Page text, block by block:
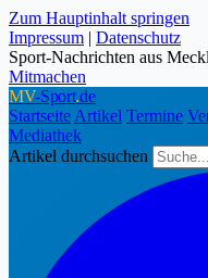
Zum Hauptinhalt springen
Impressum | Datenschutz
Sport-Nachrichten aus
Mitmachen
MV-Sport.de
Startseite Artikel Termine
Mediathek
Artikel durchsuchen